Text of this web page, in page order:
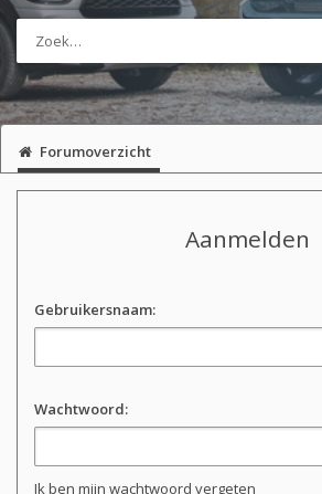
Forumoverzicht
Aanmelden
Gebruikersnaam:
Wachtwoord:
Ik ben mijn wachtwoord vergeten